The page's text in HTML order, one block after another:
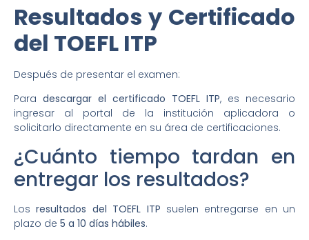
Resultados y Certificado
del TOEFL ITP
Después de presentar el examen:
Para descargar el certificado TOEFL ITP, es necesario
ingresar al portal de la institución aplicadora o
solicitarlo directamente en su área de certificaciones.
¿Cuánto tiempo tardan en
entregar los resultados?
Losresultados del TOEFL ITP suelen entregarse en un
plazo de 5 a 10 días hábiles.